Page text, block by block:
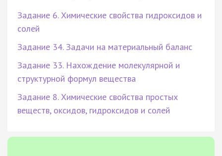
Задание 6. Химические свойства гидроксидов и
солей
Задание 34. Задачи на материальный баланс
Задание 33. Нахождение молекулярной и
структурной формул вещества
Задание 8. Химические свойства простых
веществ, оксидов, гидроксидов и солей